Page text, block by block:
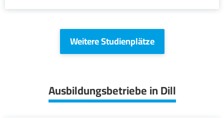
Weitere Studienplätze
Ausbildungsbetriebe in Dill